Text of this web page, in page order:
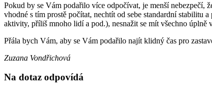
Pokud by se Vám podařilo více odpočívat, je menší nebezpečí,
vhodné s tím prostě počítat, nechtít od sebe standardní stabilitu
aktivity, příliš mnoho lidí a pod.), nesnažit se mít všechno
Přála bych Vám, aby se Vám podařilo najít klidný čas pro
Zuzana Vondřichová
Na dotaz odpovídá